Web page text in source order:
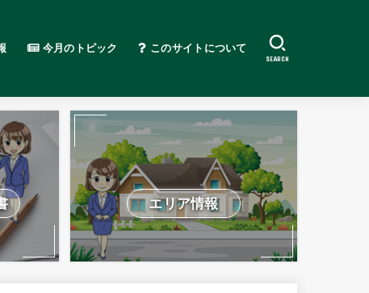
今月のトピック このサイトについて
SEARCH
エリア情報